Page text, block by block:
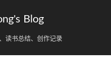
Blog
读书总结、创作记录